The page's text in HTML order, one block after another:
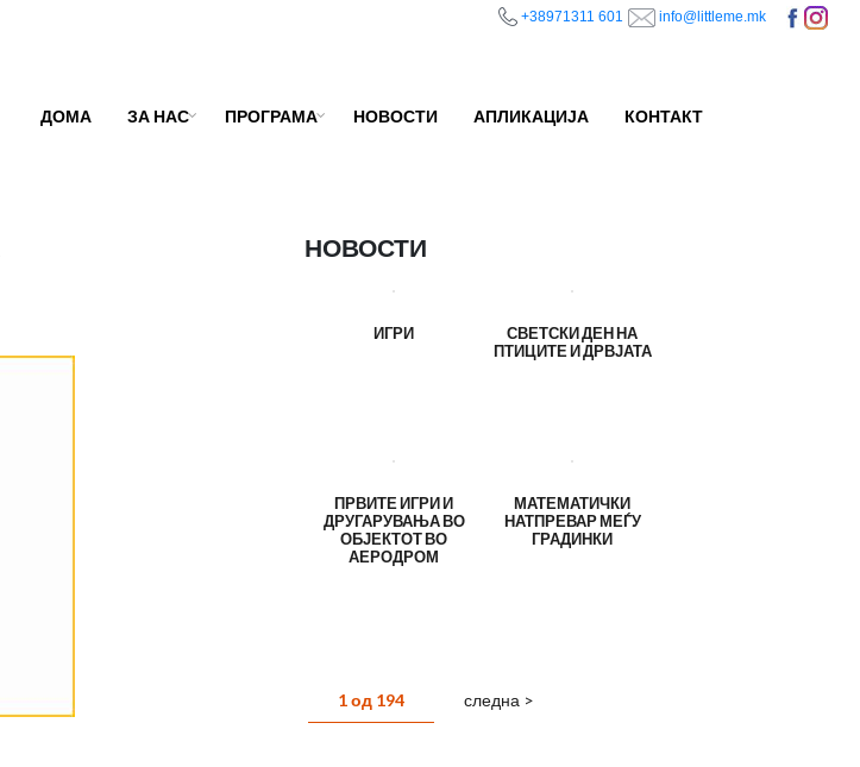
+38971311 601 info@littleme.mk
ДОМА ЗА НАС ПРОГРАМА НОВОСТИ АПЛИКАЦИЈА КОНТАКТ
НОВОСТИ
ИГРИ
СВЕТСКИ ДЕН НА
ПТИЦИТЕ И ДРВЈАТА
ПРВИТЕ ИГРИ И
ДРУГАРУВАЊА ВО
ОБЈЕКТОТ ВО
АЕРОДРОМ
МАТЕМАТИЧКИ
НАТПРЕВАР МЕЃУ
ГРАДИНКИ
1 од 194 следна >